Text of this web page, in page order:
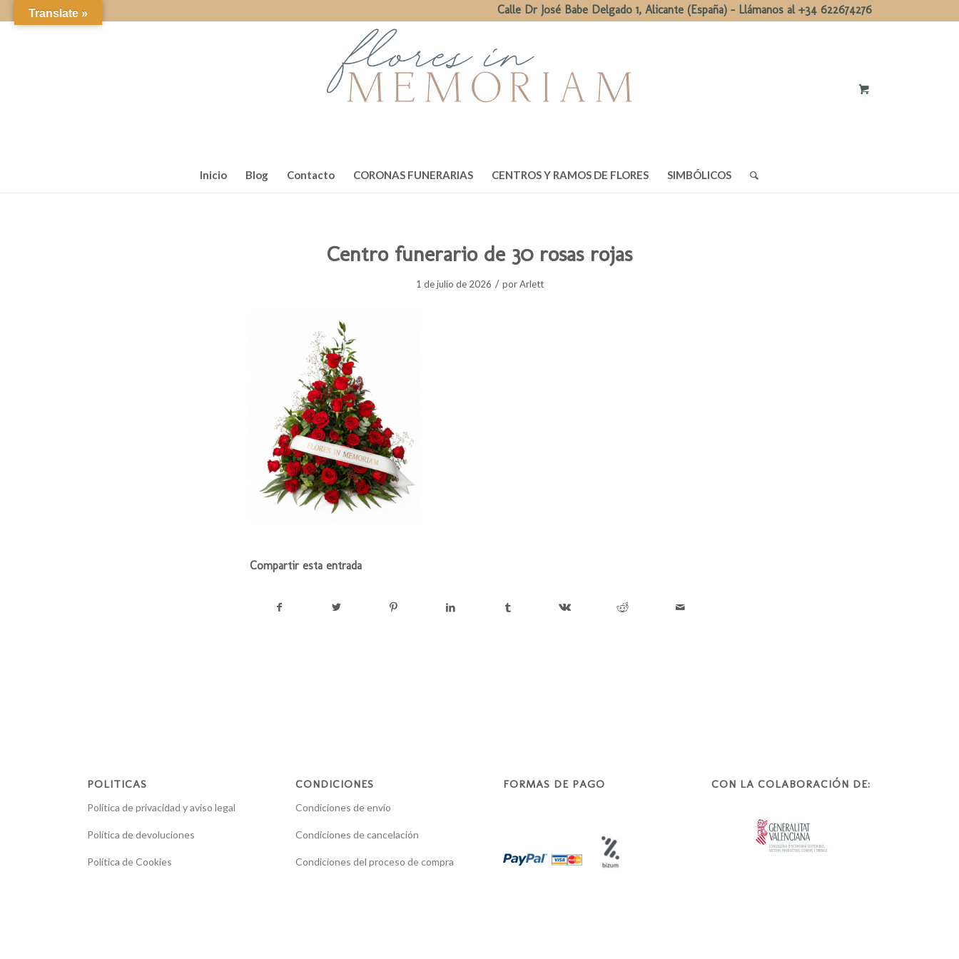
Calle Dr José Babe Delgado 1, Alicante (España) - Llámanos al +34 622674276
Inicio Blog Contacto CORONAS FUNERARIAS CENTROS Y RAMOS DE FLORES SIMBÓLICOS
Centro funerario de 30 rosas rojas
1 de julio de 2026 / porArlett
Compartir esta entrada
POLITICAS
Política de privacidad y aviso legal
Política de devoluciones
Política de Cookies
CONDICIONES
Condiciones de envío
Condiciones de cancelación
Condiciones del proceso de compra
FORMAS DE PAGO CON LA COLABORACIÓN DE:
Translate »